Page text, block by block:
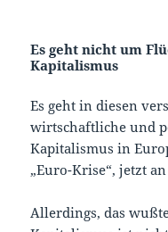
Es geht nicht um
Kapitalismus
Es geht in diesen
wirtschaftliche und
Kapitalismus in
„Euro-Krise“, jetzt
Allerdings, das